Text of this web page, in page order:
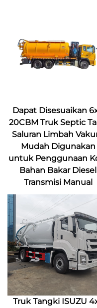
Dapat Disesuaikan
20CBM Truk Septic
Saluran Limbah
Mudah Digunakan
untuk Penggunaan
Bahan Bakar Diesel
Transmisi Manual
Truk Tangki ISUZU